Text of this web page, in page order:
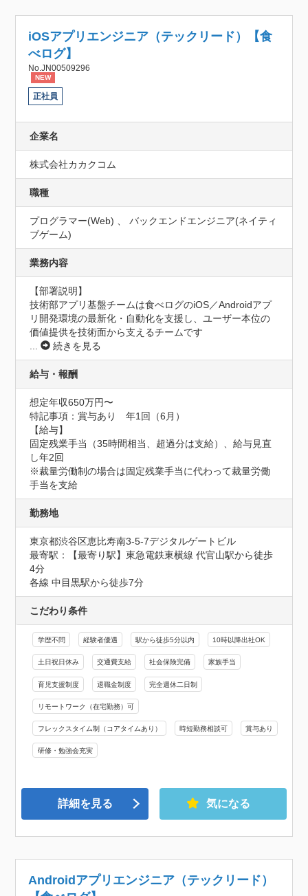
iOSアプリエンジニア（テックリード）【食
べログ】
No.JN00509296
NEW
正社員
企業名
株式会社カカクコム
職種
プログラマー(Web) 、 バックエンドエンジニア(ネイティ
ブゲーム)
業務内容
【部署説明】
技術部アプリ基盤チームは食べログのiOS／Androidアプ
リ開発環境の最新化・自動化を支援し、ユーザー本位の
価値提供を技術面から支えるチームです
...
続きを見る
給与・報酬
想定年収650万円〜
特記事項：賞与あり　年1回（6月）
【給与】
固定残業手当（35時間相当、超過分は支給）、給与見直
し年2回
※裁量労働制の場合は固定残業手当に代わって裁量労働
手当を支給
勤務地
東京都渋谷区恵比寿南3-5-7デジタルゲートビル
最寄駅：【最寄り駅】東急電鉄東横線 代官山駅から徒歩
4分
各線 中目黒駅から徒歩7分
こだわり条件
学歴不問 経験者優遇 駅から徒歩5分以内 10時以降出社OK
土日祝日休み 交通費支給 社会保険完備 家族手当
育児支援制度 退職金制度 完全週休二日制
リモートワーク（在宅勤務）可
フレックスタイム制（コアタイムあり） 時短勤務相談可 賞与あり
研修・勉強会充実
詳細を見る 気になる
Androidアプリエンジニア（テックリード）